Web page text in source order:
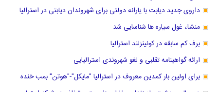
داروی جدید دیابت با یارانه دولتی برای شهروندان دیابتی در استرالیا
منشاء غول سیاره ها شناسایی شد
برف کم سابقه در کوئینزلند استرالیا
ارائه گواهینامه تقلبی و لغو شهروندی استرالیایی
برای اولین بار کمدین معروف در استرالیا "مایکل"-"هوتن" بمب خنده